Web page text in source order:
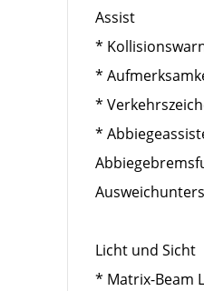
Assist
*
*
*
*
Licht und Sicht
* Matrix-Beam